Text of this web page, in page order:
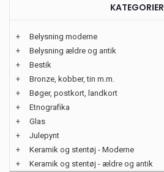
KATEGORIER
+
Belysning moderne
+
Belysning ældre og antik
+
Bestik
+
Bronze, kobber, tin m.m.
+
Bøger, postkort, landkort
+
Etnografika
+
Glas
+
Julepynt
+
Keramik og stentøj - Moderne
+
Keramik og stentøj - ældre og antik